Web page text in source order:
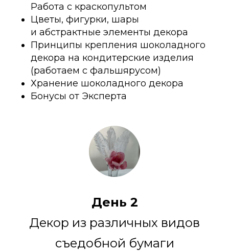
Работа с краскопультом
Цветы, фигурки, шары
и абстрактные элементы декора
Принципы крепления шоколадного
декора на кондитерские изделия
(работаем с фальшярусом)
Хранение шоколадного декора
Бонусы от Эксперта
День 2
Декор из различных видов
съедобной бумаги